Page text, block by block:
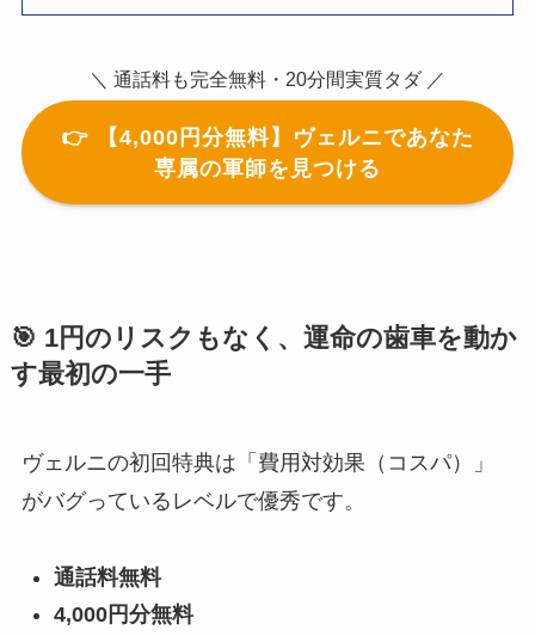
＼ 通話料も完全無料・20分間実質タダ ／
👉 【4,000円分無料】ヴェルニであなた
専属の軍師を見つける
🎯 1円のリスクもなく、運命の歯車を動か
す最初の一手
ヴェルニの初回特典は「費用対効果（コスパ）」
がバグっているレベルで優秀です。
通話料無料
4,000円分無料